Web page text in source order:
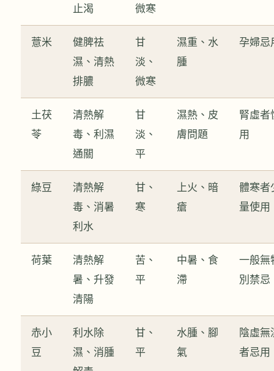
止渴
微寒
薏米
健脾祛
濕、清熱
排膿
甘
淡、
微寒
濕重、水
腫
孕婦忌
土茯
苓
清熱解
毒、利濕
通關
甘
淡、
平
濕熱、皮
膚問題
腎虛者
用
綠豆
清熱解
毒、消暑
利水
甘、
寒
上火、暗
瘡
體寒者
量使用
荷葉
清熱解
暑、升發
清陽
苦、
平
中暑、食
滯
一般無
別禁忌
赤小
豆
利水除
濕、消腫
甘、
平
水腫、腳
氣
陰虛無
者忌用